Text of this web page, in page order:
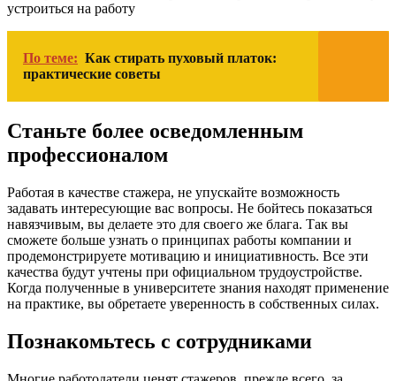
По теме: Как стирать пуховый платок:
практические советы
Станьте более осведомленным
профессионалом
Работая в качестве стажера, не упускайте возможность
задавать интересующие вас вопросы. Не бойтесь показаться
навязчивым, вы делаете это для своего же блага. Так вы
сможете больше узнать о принципах работы компании и
продемонстрируете мотивацию и инициативность. Все эти
качества будут учтены при официальном трудоустройстве.
Когда полученные в университете знания находят применение
на практике, вы обретаете уверенность в собственных силах.
Познакомьтесь с сотрудниками